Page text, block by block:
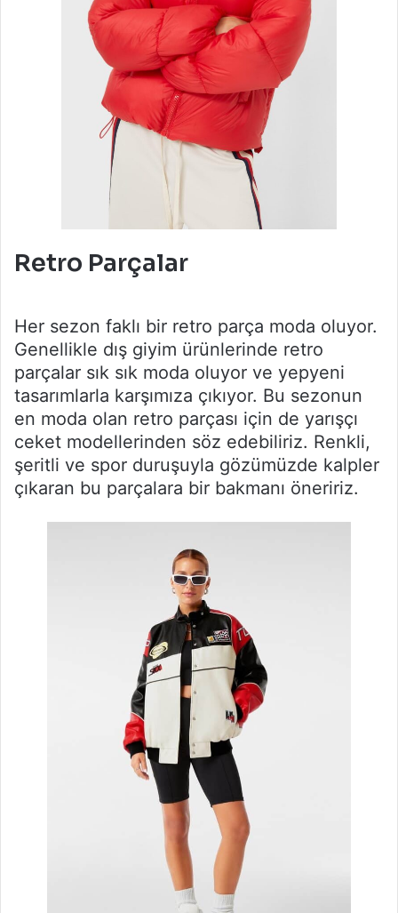
Retro Parçalar
Her sezon faklı bir retro parça moda oluyor.
Genellikle dış giyim ürünlerinde retro
parçalar sık sık moda oluyor ve yepyeni
tasarımlarla karşımıza çıkıyor. Bu sezonun
en moda olan retro parçası için de yarışçı
ceket modellerinden söz edebiliriz. Renkli,
şeritli ve spor duruşuyla gözümüzde kalpler
çıkaran bu parçalara bir bakmanı öneririz.